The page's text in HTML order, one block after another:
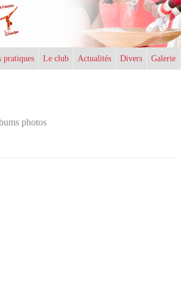
pratiques Le club Actualités Divers Galerie
photos